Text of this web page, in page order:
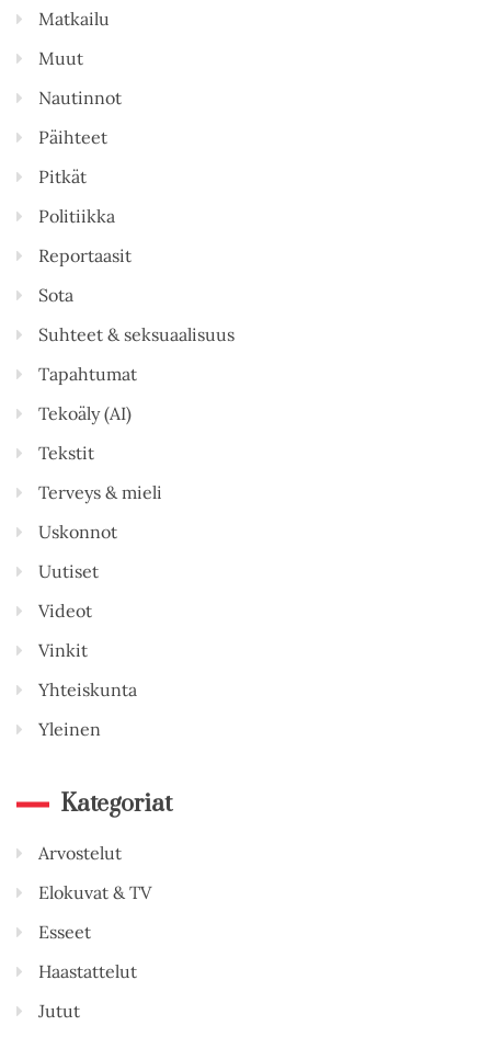
Matkailu
Muut
Nautinnot
Päihteet
Pitkät
Politiikka
Reportaasit
Sota
Suhteet & seksuaalisuus
Tapahtumat
Tekoäly (AI)
Tekstit
Terveys & mieli
Uskonnot
Uutiset
Videot
Vinkit
Yhteiskunta
Yleinen
Kategoriat
Arvostelut
Elokuvat & TV
Esseet
Haastattelut
Jutut